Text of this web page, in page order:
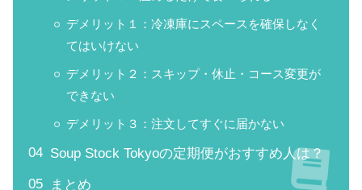
デメリット１：冷凍庫にスペースを確保しなく
てはいけない
デメリット２：スキップ・休止・コース変更が
できない
デメリット３：注文してすぐに届かない
Soup Stock Tokyoの定期便がおすすめ人は？
まとめ